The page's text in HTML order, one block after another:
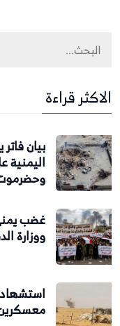
الاكثر قراءة
بيان
اليمنية
غضب
ووزارة